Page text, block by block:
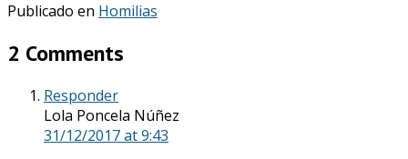
Publicado en Homilias
2 Comments
Responder
Lola Poncela Núñez
31/12/2017at 9:43